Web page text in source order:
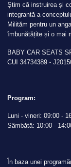
Știm că instruirea și
integrantă a
Milităm pentru un
îmbunătățite și o mai
BABY CAR SEATS
CUI 34734389 -
Program:
Luni - vineri: 09:00 -
Sâmbătă: 10:00 -
În baza unei